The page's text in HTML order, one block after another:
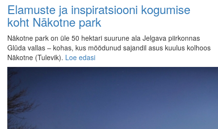
Elamuste ja inspiratsiooni kogumise
koht Nākotne park
Nākotne park on üle 50 hektari suurune ala Jelgava piirkonnas
Glūda vallas – kohas, kus möödunud sajandil asus kuulus kolhoos
Nākotne (Tulevik). Loe edasi